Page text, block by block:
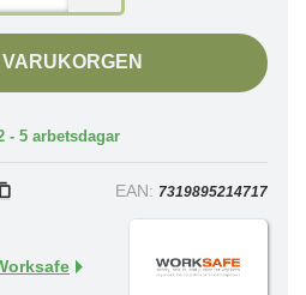
VARUKORGEN
- 5 arbetsdagar
EAN: 7319895214717